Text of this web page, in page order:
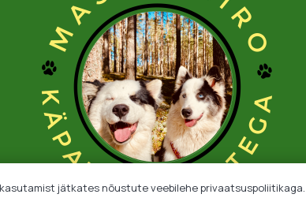
jätkates nõustute veebilehe privaatsuspoliitikaga.